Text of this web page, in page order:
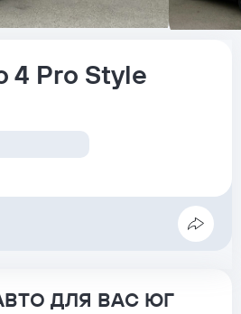
4 Pro Style
ДЛЯ ВАС ЮГ